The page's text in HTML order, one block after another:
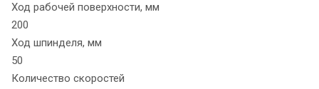
Ход рабочей поверхности, мм
200
Ход шпинделя, мм
50
Количество скоростей